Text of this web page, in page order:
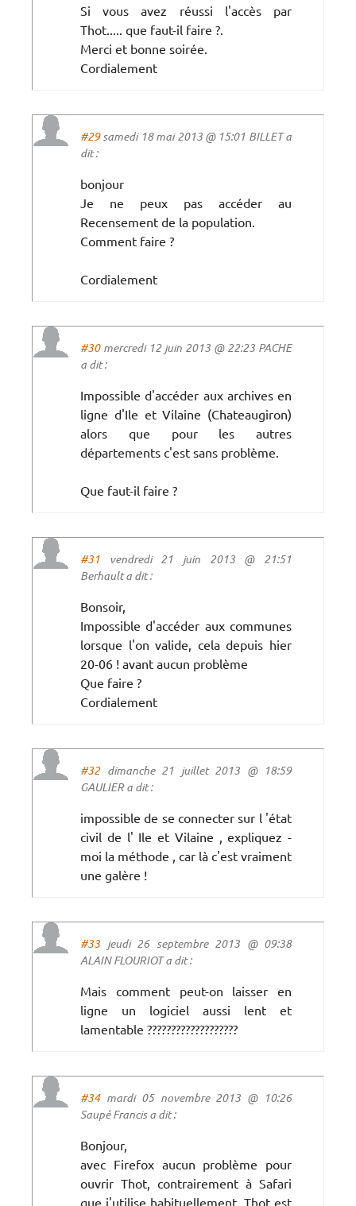
Si vous avez réussi l'accès par
Thot..... que faut-il faire ?.
Merci et bonne soirée.
Cordialement
#29samedi 18 mai 2013 @ 15:01 BILLET a
dit :
bonjour
Je ne peux pas accéder au
Recensement de la population.
Comment faire ?
Cordialement
#30mercredi 12 juin 2013 @ 22:23 PACHE
a dit :
Impossible d'accéder aux archives en
ligne d'Ile et Vilaine (Chateaugiron)
alors que pour les autres
départements c'est sans problème.
Que faut-il faire ?
#31 vendredi 21 juin 2013 @ 21:51
Berhault a dit :
Bonsoir,
Impossible d'accéder aux communes
lorsque l'on valide, cela depuis hier
20-06 ! avant aucun problème
Que faire ?
Cordialement
#32dimanche 21 juillet 2013 @ 18:59
GAULIER a dit :
impossible de se connecter sur l 'état
civil de l' Ile et Vilaine , expliquez -
moi la méthode , car là c'est vraiment
une galère !
#33 jeudi 26 septembre 2013 @ 09:38
ALAIN FLOURIOT a dit :
Mais comment peut-on laisser en
ligne un logiciel aussi lent et
lamentable ???????????????????
#34mardi 05 novembre 2013 @ 10:26
Saupé Francis a dit :
Bonjour,
avec Firefox aucun problème pour
ouvrir Thot, contrairement à Safari
que j'utilise habituellement. Thot est